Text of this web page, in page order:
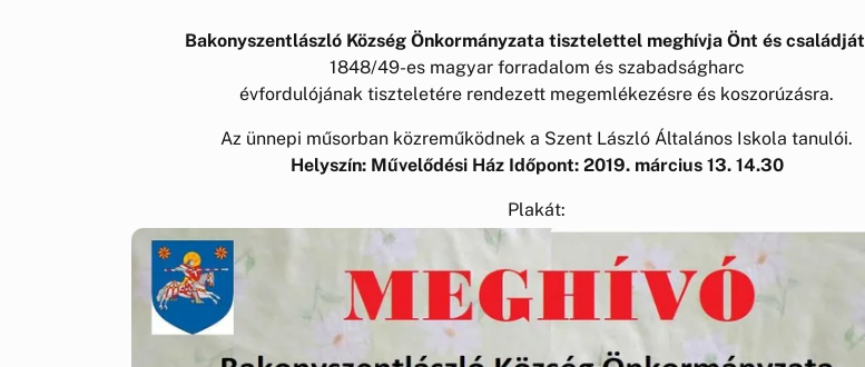
Bakonyszentlászló Község Önkormányzata tisztelettel meghívja Önt és családját
1848/49-es magyar forradalom és szabadságharc
évfordulójának tiszteletére rendezett megemlékezésre és koszorúzásra.
Az ünnepi műsorban közreműködnek a Szent László Általános Iskola tanulói.
Helyszín: Művelődési Ház Időpont: 2019. március 13. 14.30
Plakát: